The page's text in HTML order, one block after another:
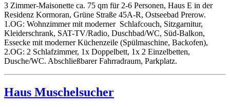
3 Zimmer-Maisonette ca. 75 qm für 2-6 Personen, Haus E in der
Residenz Kormoran, Grüne Straße 45A-R, Ostseebad Prerow.
1.OG: Wohnzimmer mit moderner Schlafcouch, Sitzgarnitur,
Kleiderschrank, SAT-TV/Radio, Duschbad/WC, Süd-Balkon,
Essecke mit moderner Küchenzeile (Spülmaschine, Backofen),
2.OG: 2 Schlafzimmer, 1x Doppelbett, 1x 2 Einzelbetten,
Dusche/WC. Abschließbarer Fahrradraum, Parkplatz.
Haus Muschelsucher